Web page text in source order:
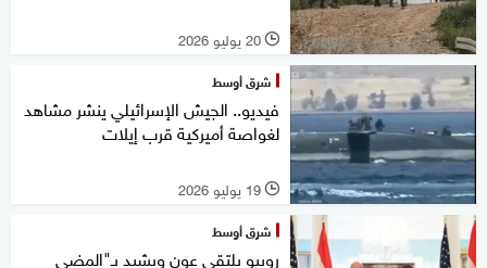
l 20 يوليو 2026
شرق أوسط
فيديو.. الجيش الإسرائيلي ينشر مشاهد
لغواصة أميركية قرب إيلات
l 19 يوليو 2026
شرق أوسط
روبيو يلتقي عون ويشيد بـ"المضي